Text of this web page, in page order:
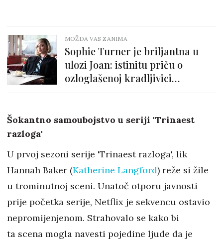
MOŽDA VAS ZANIMA
Sophie Turner je briljantna u
ulozi Joan: istinitu priču o
ozloglašenoj kradljivici
Šokantno samoubojstvo u seriji 'Trinaest
razloga'
U prvoj sezoni serije 'Trinaest razloga', lik
Hannah Baker (Katherine Langford) reže si žile
u trominutnoj sceni. Unatoč otporu javnosti
prije početka serije, Netflix je sekvencu ostavio
nepromijenjenom. Strahovalo se kako bi
ta scena mogla navesti pojedine ljude da je